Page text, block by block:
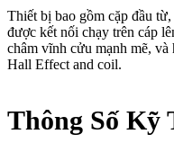
Thiết bị bao gồm cặp đầu
được kết nối chạy trên cáp
châm vĩnh cửu mạnh mẽ,
Hall Effect and coil.
Thông Số Kỹ